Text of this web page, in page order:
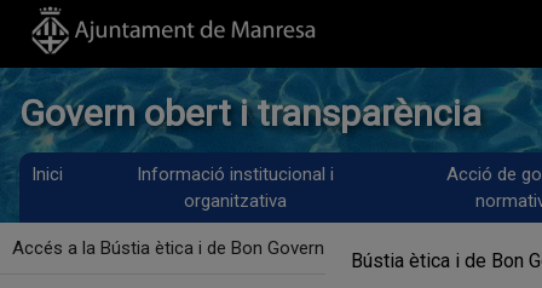
Govern obert i transparència
Inici
Informació institucional i
organitzativa
Acció de
Accés a la Bústia ètica i de Bon Govern
Bústia ètica i de Bon